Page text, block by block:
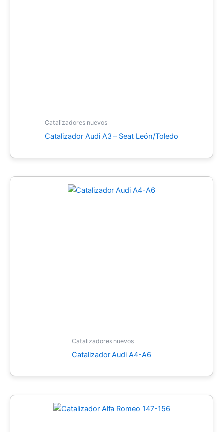
Catalizadores nuevos
Catalizador Audi A3 – Seat León/Toledo
Catalizadores nuevos
Catalizador Audi A4-A6